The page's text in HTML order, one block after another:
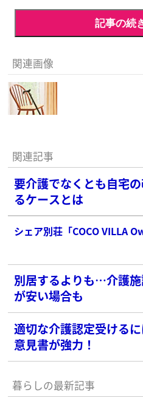
記事の続
関連画像
関連記事
要介護でなくとも自宅
るケースとは
シェア別荘「COCO VILLA
別居するよりも…介護
が安い場合も
適切な介護認定受ける
意見書が強力！
暮らしの最新記事